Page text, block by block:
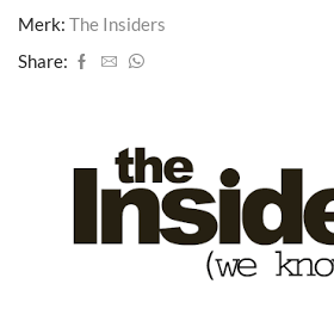
Merk: The Insiders
Share: